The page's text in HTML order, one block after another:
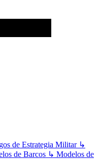
de Estrategia Militar ↳
de Barcos ↳ Modelos de